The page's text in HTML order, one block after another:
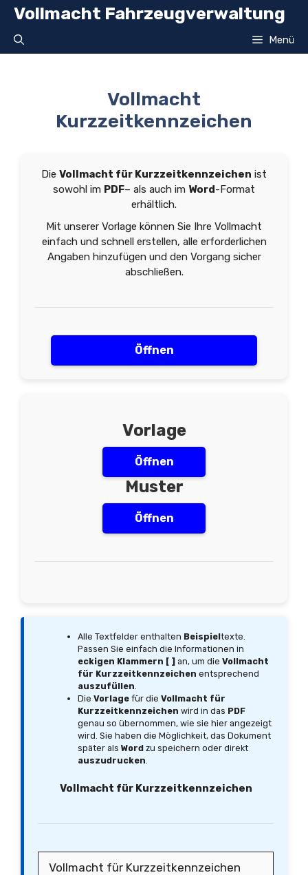
Zum
Inhalt
springen
Vollmacht Fahrzeugverwaltung
Menü
Vollmacht
Kurzzeitkennzeichen
Die Vollmacht für Kurzzeitkennzeichen ist
sowohl im PDF– als auch im Word-Format
erhältlich.
Mit unserer Vorlage können Sie Ihre Vollmacht
einfach und schnell erstellen, alle erforderlichen
Angaben hinzufügen und den Vorgang sicher
abschließen.
Öffnen
Vorlage
Öffnen
Muster
Öffnen
Alle Textfelder enthalten Beispieltexte.
Passen Sie einfach die Informationen in
eckigen Klammern [ ] an, um die Vollmacht
für Kurzzeitkennzeichen entsprechend
auszufüllen.
Die Vorlagefür die Vollmacht für
Kurzzeitkennzeichen wird in das PDF
genau so übernommen, wie sie hier angezeigt
wird. Sie haben die Möglichkeit, das Dokument
später als Wordzu speichern oder direkt
auszudrucken.
Vollmacht für Kurzzeitkennzeichen